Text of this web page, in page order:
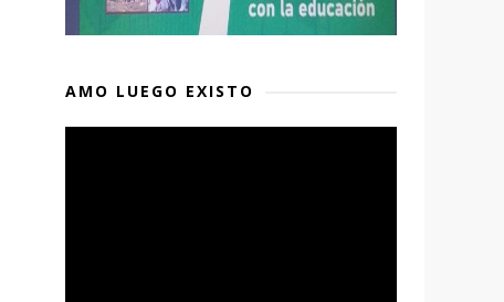
AMO LUEGO EXISTO